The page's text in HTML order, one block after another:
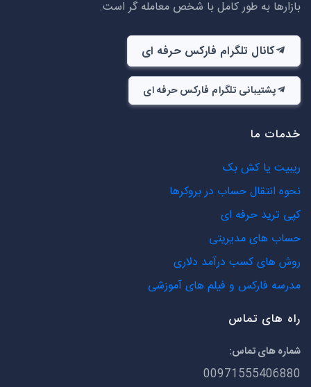
بازارها به طور کامل با شخص معامله گر است.
کانال تلگرام فارکس حرفه ای
پشتیبانی تلگرام فارکس حرفه ای
خدمات ما
ریبیت یا کش بک
نحوه انتقال حساب در بروکرها
کپی ترید حرفه ای
حساب های مدیریتی
روش های کسب درآمد دلاری
مدرسه فارکس و فیلم های آموزشی
راه های تماس
شماره های تماس:
00971555406880